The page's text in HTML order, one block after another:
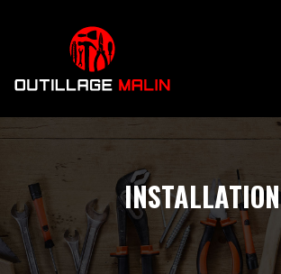
INSTALLATION